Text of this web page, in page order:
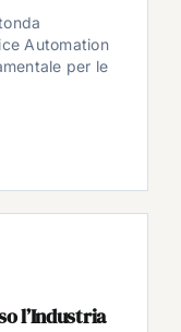
Automation
per le
l’Industria